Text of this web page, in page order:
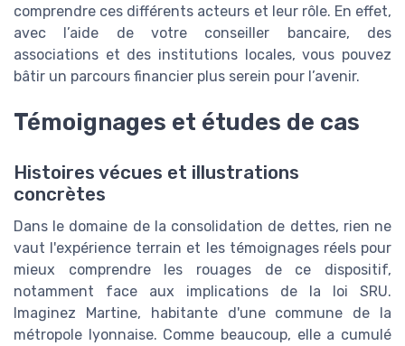
comprendre ces différents acteurs et leur rôle. En effet,
avec l’aide de votre conseiller bancaire, des
associations et des institutions locales, vous pouvez
bâtir un parcours financier plus serein pour l’avenir.
Témoignages et études de cas
Histoires vécues et illustrations
concrètes
Dans le domaine de la consolidation de dettes, rien ne
vaut l'expérience terrain et les témoignages réels pour
mieux comprendre les rouages de ce dispositif,
notamment face aux implications de la loi SRU.
Imaginez Martine, habitante d'une commune de la
métropole lyonnaise. Comme beaucoup, elle a cumulé